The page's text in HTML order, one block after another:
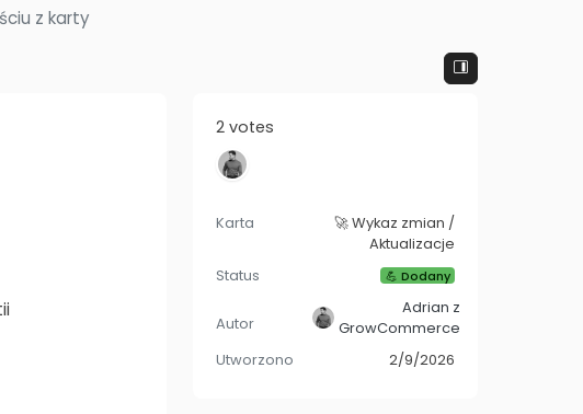
z karty
2 votes
Karta
🚀 Wykaz zmian /
Aktualizacje
Status
💪 Dodany
Autor
Adrian z
GrowCommerce
Utworzono
2/9/2026